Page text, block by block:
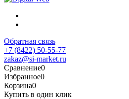
Обратная связь
+7 (8422) 50-55-77
zakaz@si-market.ru
Сравнение0
Избранное0
Корзина0
Купить в один клик